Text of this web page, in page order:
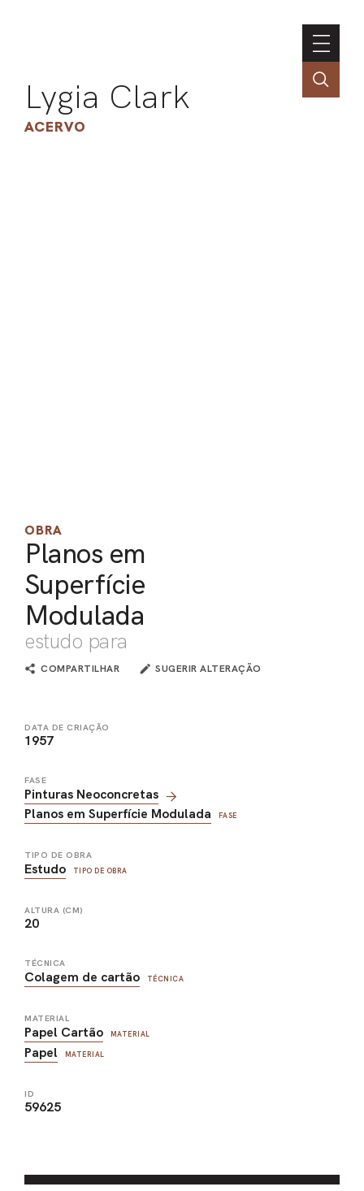
Lygia Clark
ACERVO
OBRA
Planos em
Superfície
Modulada
estudo para
COMPARTILHAR SUGERIR ALTERAÇÃO
DATA DE CRIAÇÃO
1957
FASE
Pinturas Neoconcretas
Planos em Superfície Modulada
FASE
TIPO DE OBRA
Estudo TIPO DE OBRA
ALTURA (CM)
20
TÉCNICA
Colagem de cartão TÉCNICA
MATERIAL
Papel Cartão MATERIAL
Papel MATERIAL
ID
59625